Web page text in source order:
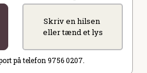
Skriv en hilsen
eller tænd et lys
på telefon 9756 0207.